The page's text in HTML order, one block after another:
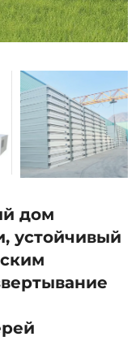
дом
устойчивый